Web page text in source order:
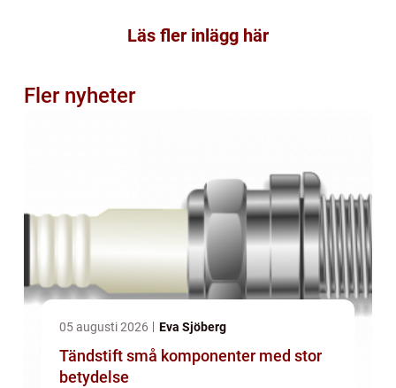
Läs fler inlägg här
Fler nyheter
05 augusti 2026 Eva Sjöberg
Tändstift små komponenter med stor
betydelse